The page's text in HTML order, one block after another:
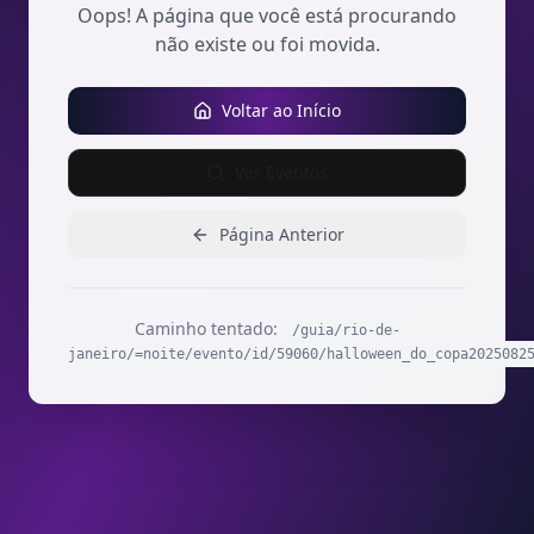
Oops! A página que você está procurando
não existe ou foi movida.
Voltar ao Início
Página Anterior
Caminho tentado:
/guia/rio-de-
janeiro/=noite/evento/id/59060/